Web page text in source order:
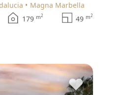
Magna Marbella
179 m2 49 m2
♥